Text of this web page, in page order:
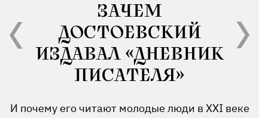
ЗАЧЕМ
ДОСТОЕВСКИЙ
ИЗДАВАЛ «ДНЕВНИК
ПИСАТЕЛЯ»
И почему его читают молодые люди в XXI веке